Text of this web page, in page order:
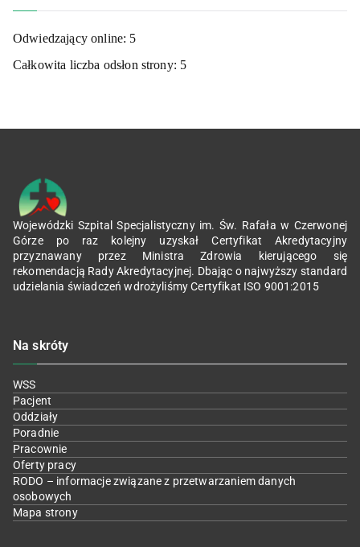
Odwiedzający online: 5
Całkowita liczba odsłon strony: 5
Wojewódzki Szpital Specjalistyczny im. Św. Rafała w Czerwonej
Górze po raz kolejny uzyskał Certyfikat Akredytacyjny
przyznawany przez Ministra Zdrowia kierującego się
rekomendacją Rady Akredytacyjnej. Dbając o najwyższy standard
udzielania świadczeń wdrożyliśmy Certyfikat ISO 9001:2015
Na skróty
WSS
Pacjent
Oddziały
Poradnie
Pracownie
Oferty pracy
RODO – informacje związane z przetwarzaniem danych
osobowych
Mapa strony